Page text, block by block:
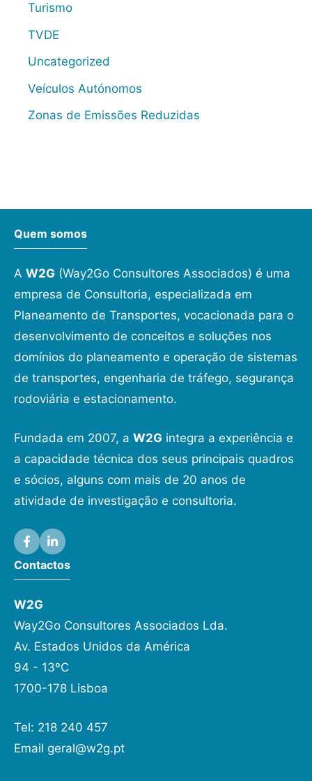
Turismo
TVDE
Uncategorized
Veículos Autónomos
Zonas de Emissões Reduzidas
Quem somos
A W2G (Way2Go Consultores Associados) é uma
empresa de Consultoria, especializada em
Planeamento de Transportes, vocacionada para o
desenvolvimento de conceitos e soluções nos
domínios do planeamento e operação de sistemas
de transportes, engenharia de tráfego, segurança
rodoviária e estacionamento.
Fundada em 2007, a W2G integra a experiência e
a capacidade técnica dos seus principais quadros
e sócios, alguns com mais de 20 anos de
atividade de investigação e consultoria.
Contactos
W2G
Way2Go Consultores Associados Lda.
Av. Estados Unidos da América
94 - 13ºC
1700-178 Lisboa
Tel: 218 240 457
Email geral@w2g.pt